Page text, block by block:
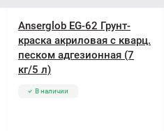
Anserglob EG-62 Грунт-
краска акриловая с кварц.
песком адгезионная (7
кг/5 л)
В наличии